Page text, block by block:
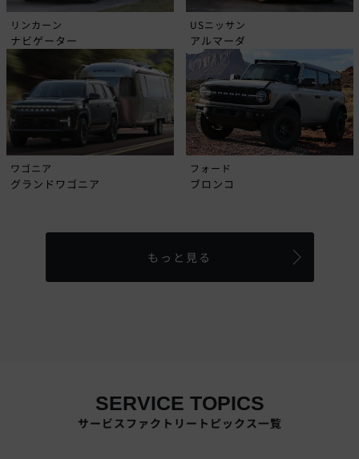
リンカーン
ナビゲーター
USニッサン
アルマーダ
ワゴニア
グランドワゴニア
フォード
ブロンコ
もっと見る
SERVICE TOPICS
サービスファクトリートピックス一覧